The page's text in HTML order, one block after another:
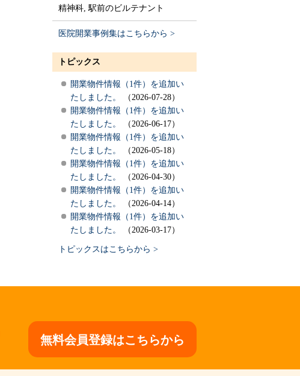
精神科, 駅前のビルテナント
医院開業事例集はこちらから >
トピックス
開業物件情報（1件）を追加い
たしました。
（2026-07-28）
開業物件情報（1件）を追加い
たしました。
（2026-06-17）
開業物件情報（1件）を追加い
たしました。
（2026-05-18）
開業物件情報（1件）を追加い
たしました。
（2026-04-30）
開業物件情報（1件）を追加い
たしました。
（2026-04-14）
開業物件情報（1件）を追加い
たしました。
（2026-03-17）
トピックスはこちらから >
無料会員登録はこちらから